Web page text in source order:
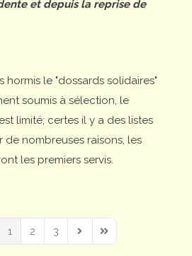
et depuis la reprise de
hormis le "dossards solidaires"
soumis à sélection, le
limité; certes il y a des listes
de nombreuses raisons, les
les premiers servis.
Page
1 2 3
Next PageLast Page